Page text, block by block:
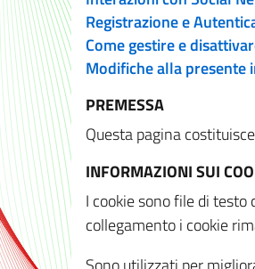
Registrazione e
Come gestire e
Modifiche alla presente
PREMESSA
Questa pagina
INFORMAZIONI SUI
I cookie sono file di
collegamento i cookie